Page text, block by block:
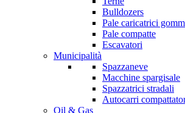
Bulldozers
Pale caricatrici
Pale compatte
Escavatori
Municipalità
Spazzaneve
Macchine spargisale
Spazzatrici stradali
Autocarri
Oil & Gas